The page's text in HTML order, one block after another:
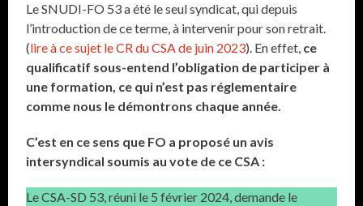
Le SNUDI-FO 53 a été le seul syndicat, qui depuis
l’introduction de ce terme, à intervenir pour son retrait.
(lire à ce sujet le CR du CSA de juin 2023). En effet, ce
qualificatif sous-entend l’obligation de participer à
une formation, ce qui n’est pas réglementaire
comme nous le démontrons chaque année.
C’est en ce sens que FO a proposé un avis
intersyndical soumis au vote de ce CSA :
Le CSA-SD 53, réuni le 5 février 2024, demande le